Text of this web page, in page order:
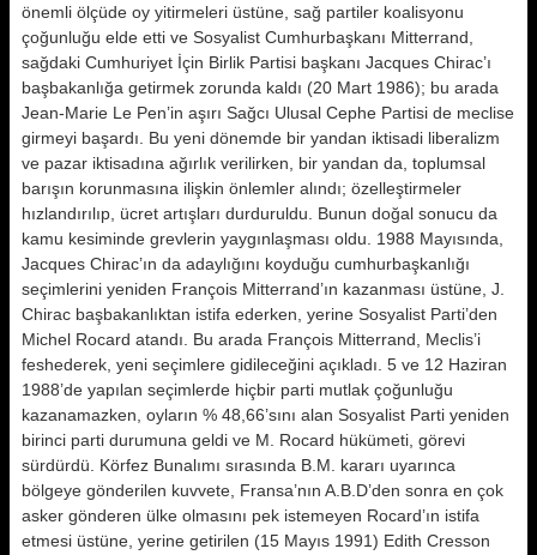
önemli ölçüde oy yitirmeleri üstüne, sağ partiler koalisyonu
çoğunluğu elde etti ve Sosyalist Cumhurbaşkanı Mitterrand,
sağdaki Cumhuriyet İçin Birlik Partisi başkanı Jacques Chirac’ı
başbakanlığa getirmek zorunda kaldı (20 Mart 1986); bu arada
Jean-Marie Le Pen’in aşırı Sağcı Ulusal Cephe Partisi de meclise
girmeyi başardı. Bu yeni dönemde bir yandan iktisadi liberalizm
ve pazar iktisadına ağırlık verilirken, bir yandan da, toplumsal
barışın korunmasına ilişkin önlemler alındı; özelleştirmeler
hızlandırılıp, ücret artışları durduruldu. Bunun doğal sonucu da
kamu kesiminde grevlerin yaygınlaşması oldu. 1988 Mayısında,
Jacques Chirac’ın da adaylığını koyduğu cumhurbaşkanlığı
seçimlerini yeniden François Mitterrand’ın kazanması üstüne, J.
Chirac başbakanlıktan istifa ederken, yerine Sosyalist Parti’den
Michel Rocard atandı. Bu arada François Mitterrand, Meclis’i
feshederek, yeni seçimlere gidileceğini açıkladı. 5 ve 12 Haziran
1988’de yapılan seçimlerde hiçbir parti mutlak çoğunluğu
kazanamazken, oyların % 48,66’sını alan Sosyalist Parti yeniden
birinci parti durumuna geldi ve M. Rocard hükümeti, görevi
sürdürdü. Körfez Bunalımı sırasında B.M. kararı uyarınca
bölgeye gönderilen kuvvete, Fransa’nın A.B.D’den sonra en çok
asker gönderen ülke olmasını pek istemeyen Rocard’ın istifa
etmesi üstüne, yerine getirilen (15 Mayıs 1991) Edith Cresson